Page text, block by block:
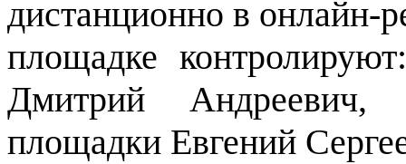
дистанционно в онлайн-
площадке
Дмитрий Андреевич,
площадки Евгений